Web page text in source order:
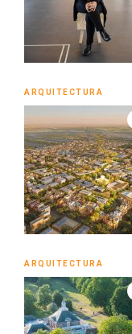
ARQUITECTURA
ARQUITECTURA